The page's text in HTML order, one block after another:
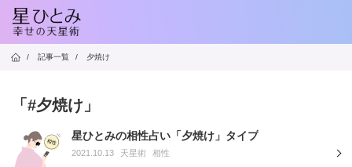
/ 記事一覧 / 夕焼け
「#夕焼け」
星ひとみの相性占い「夕焼け」タイプ
2021.10.13 天星術 相性